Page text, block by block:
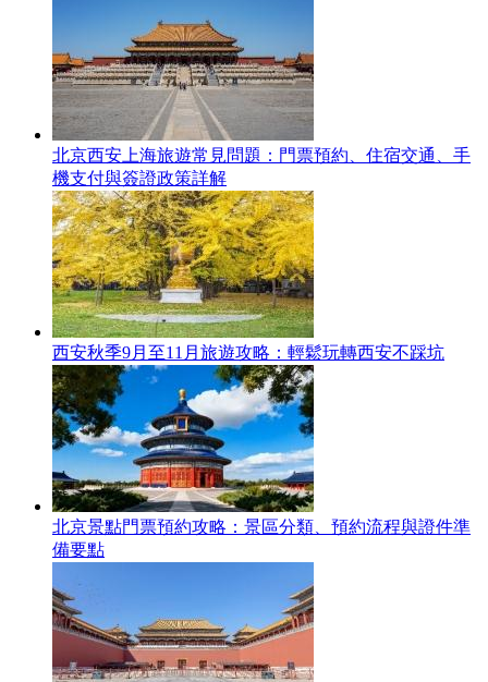
北京西安上海旅遊常見問題：門票預約、住宿交通、手
機支付與簽證政策詳解
西安秋季9月至11月旅遊攻略：輕鬆玩轉西安不踩坑
北京景點門票預約攻略：景區分類、預約流程與證件準
備要點